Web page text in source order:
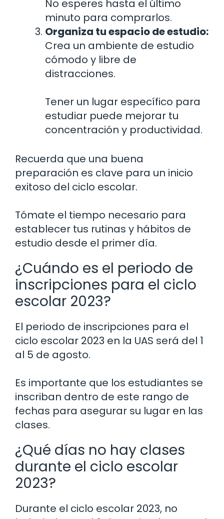
No esperes hasta el último
minuto para comprarlos.
Organiza tu espacio de estudio:
Crea un ambiente de estudio
cómodo y libre de
distracciones.
Tener un lugar específico para
estudiar puede mejorar tu
concentración y productividad.
Recuerda que una buena
preparación es clave para un inicio
exitoso del ciclo escolar.
Tómate el tiempo necesario para
establecer tus rutinas y hábitos de
estudio desde el primer día.
¿Cuándo es el periodo de
inscripciones para el ciclo
escolar 2023?
El periodo de inscripciones para el
ciclo escolar 2023 en la UAS será del 1
al 5 de agosto.
Es importante que los estudiantes se
inscriban dentro de este rango de
fechas para asegurar su lugar en las
clases.
¿Qué días no hay clases
durante el ciclo escolar
2023?
Durante el ciclo escolar 2023, no